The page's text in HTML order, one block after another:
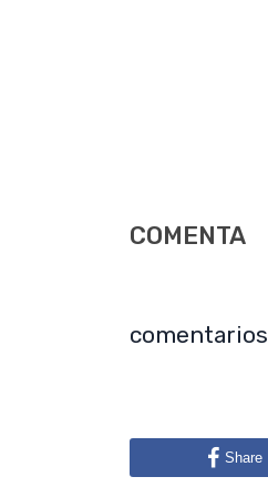
COMENTA
comentarios
Share